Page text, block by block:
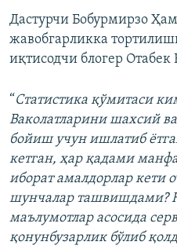
Дастурчи Бобурмирзо
жавобгарликка
иқтисодчи блогер
“Статистика қўмитаси
Ваколатларини шахсий
бойиш учун ишлатиб
кетган, ҳар қадами
иборат амалдорлар кети
шунчалар ташвишдами?
маълумотлар асосида
қонунбузарлик бўлиб